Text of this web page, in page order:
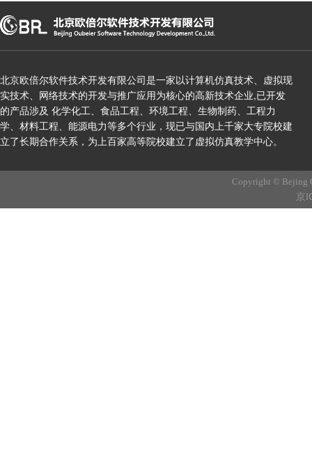
北京欧倍尔软件技术开发有限公司是一家以计算机仿真技术、虚拟现
实技术、网络技术的开发与推广应用为核心的高新技术企业,已开发
的产品涉及 化学化工、食品工程、环境工程、生物制药、工程力
学、材料工程、能源电力等多个行业，现已与国内上千家大专院校建
立了长期合作关系，为上百家高等院校建立了虚拟仿真教学中心。
Copyright © Bejing
京